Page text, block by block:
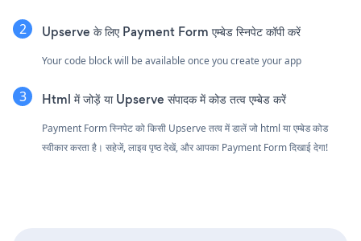
Upserve के लिए Payment Form एम्बेड स्निपेट कॉपी करें
Your code block will be available once you create your app
Html में जोड़ें या Upserve संपादक में कोड तत्व एम्बेड करें
Payment Form स्निपेट को किसी Upserve तत्व में डालें जो html या एम्बेड कोड
स्वीकार करता है। सहेजें, लाइव पृष्ठ देखें, और आपका Payment Form दिखाई देगा!